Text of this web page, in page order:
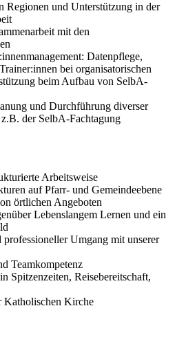
Regionen und Unterstützung in der
mit den
Datenpflege,
bei organisatorischen
beim Aufbau von SelbA-
und Durchführung diverser
der SelbA-Fachtagung
Arbeitsweise
auf Pfarr- und Gemeindeebene
örtlichen Angeboten
Lebenslangem Lernen und ein
professioneller Umgang mit unserer
Teamkompetenz
Spitzenzeiten, Reisebereitschaft,
Katholischen Kirche